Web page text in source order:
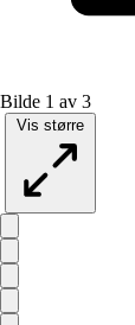
Bilde 1 av 3
Vis større